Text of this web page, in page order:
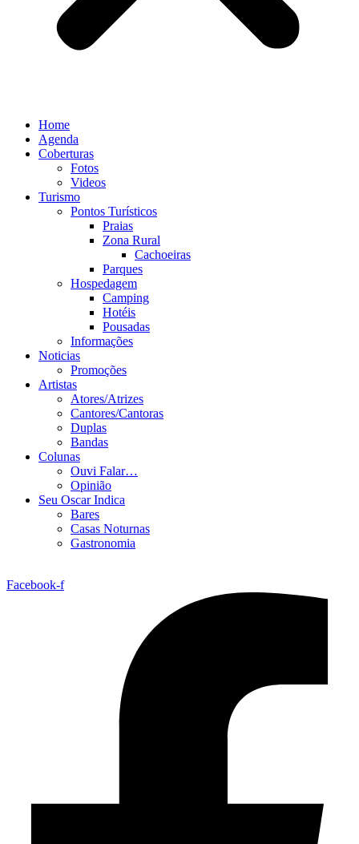
Home
Agenda
Coberturas
Fotos
Videos
Turismo
Pontos Turísticos
Praias
Zona Rural
Cachoeiras
Parques
Hospedagem
Camping
Hotéis
Pousadas
Informações
Noticias
Promoções
Artistas
Atores/Atrizes
Cantores/Cantoras
Duplas
Bandas
Colunas
Ouvi Falar…
Opinião
Seu Oscar Indica
Bares
Casas Noturnas
Gastronomia
Facebook-f